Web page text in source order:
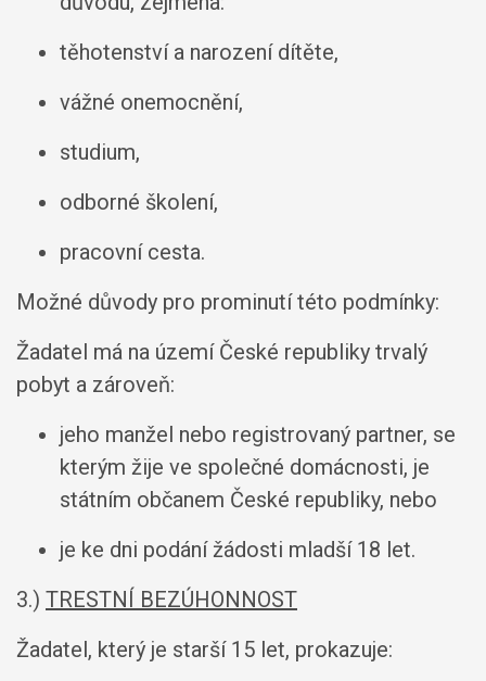
těhotenství a narození dítěte,
vážné onemocnění,
studium,
odborné školení,
pracovní cesta.
Možné důvody pro prominutí této podmínky:
Žadatel má na území České republiky trvalý
pobyt a zároveň:
jeho manžel nebo registrovaný partner, se
kterým žije ve společné domácnosti, je
státním občanem České republiky, nebo
je ke dni podání žádosti mladší 18 let.
3.) TRESTNÍ BEZÚHONNOST
Žadatel, který je starší 15 let, prokazuje: